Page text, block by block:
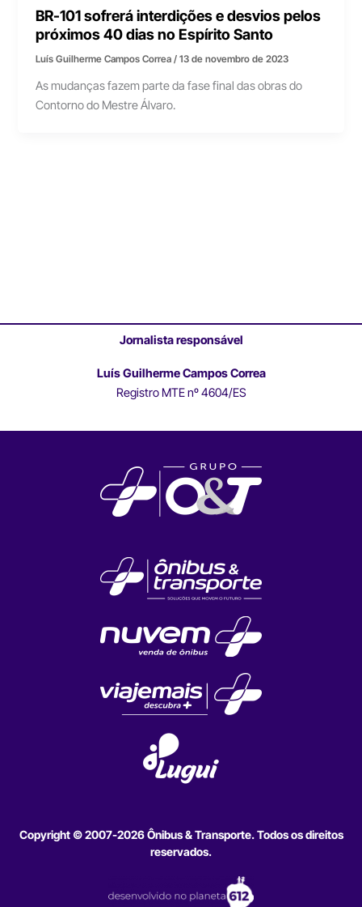
BR-101 sofrerá interdições e desvios pelos
próximos 40 dias no Espírito Santo
Luís Guilherme Campos Correa/13 de novembro de 2023
As mudanças fazem parte da fase final das obras do
Contorno do Mestre Álvaro.
Jornalista responsável
Luís Guilherme Campos Correa
Registro MTE nº 4604/ES
Copyright © 2007-2026 Ônibus & Transporte. Todos os direitos
reservados.